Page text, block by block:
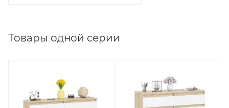
Товары одной серии